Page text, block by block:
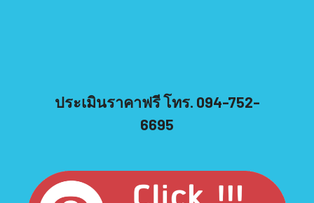
ประเมินราคาฟรี โทร. 094-752-
6695